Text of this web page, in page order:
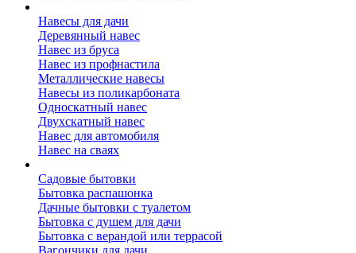
Навесы для дачи
Деревянный навес
Навес из бруса
Навес из профнастила
Металлические навесы
Навесы из поликарбоната
Односкатный навес
Двухскатный навес
Навес для автомобиля
Навес на сваях
Садовые бытовки
Бытовка распашонка
Дачные бытовки с туалетом
Бытовка с душем для дачи
Бытовка с верандой или террасой
Вагончики для дачи